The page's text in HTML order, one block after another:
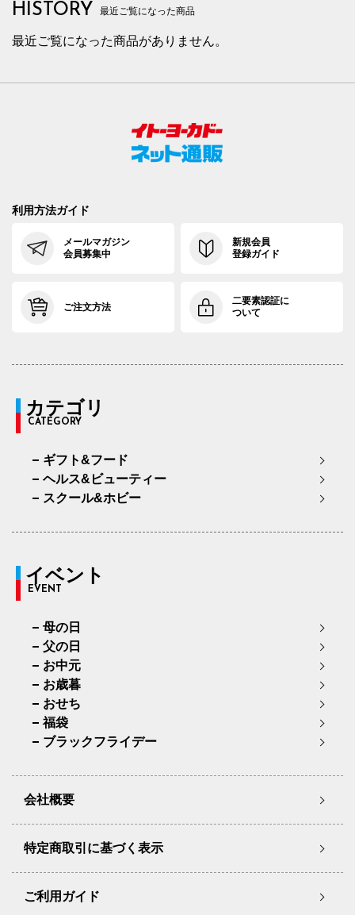
HISTORY 最近ご覧になった商品
最近ご覧になった商品がありません。
利用方法ガイド
メールマガジン
会員募集中
新規会員
登録ガイド
ご注文方法
二要素認証に
ついて
カテゴリ
CATEGORY
ギフト&フード
ヘルス&ビューティー
スクール&ホビー
イベント
EVENT
母の日
父の日
お中元
お歳暮
おせち
福袋
ブラックフライデー
会社概要
特定商取引に基づく表示
ご利用ガイド